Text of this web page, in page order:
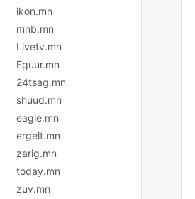
ikon.mn
mnb.mn
Livetv.mn
Eguur.mn
24tsag.mn
shuud.mn
eagle.mn
ergelt.mn
zarig.mn
today.mn
zuv.mn